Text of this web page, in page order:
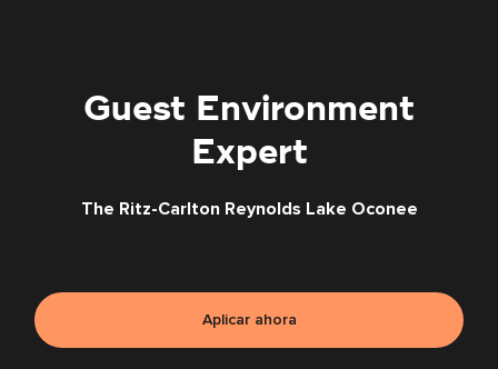
Guest Environment
Expert
The Ritz-Carlton Reynolds Lake Oconee
Aplicar ahora